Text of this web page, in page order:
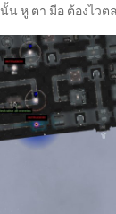
น หู ตา มือ ต้องไว